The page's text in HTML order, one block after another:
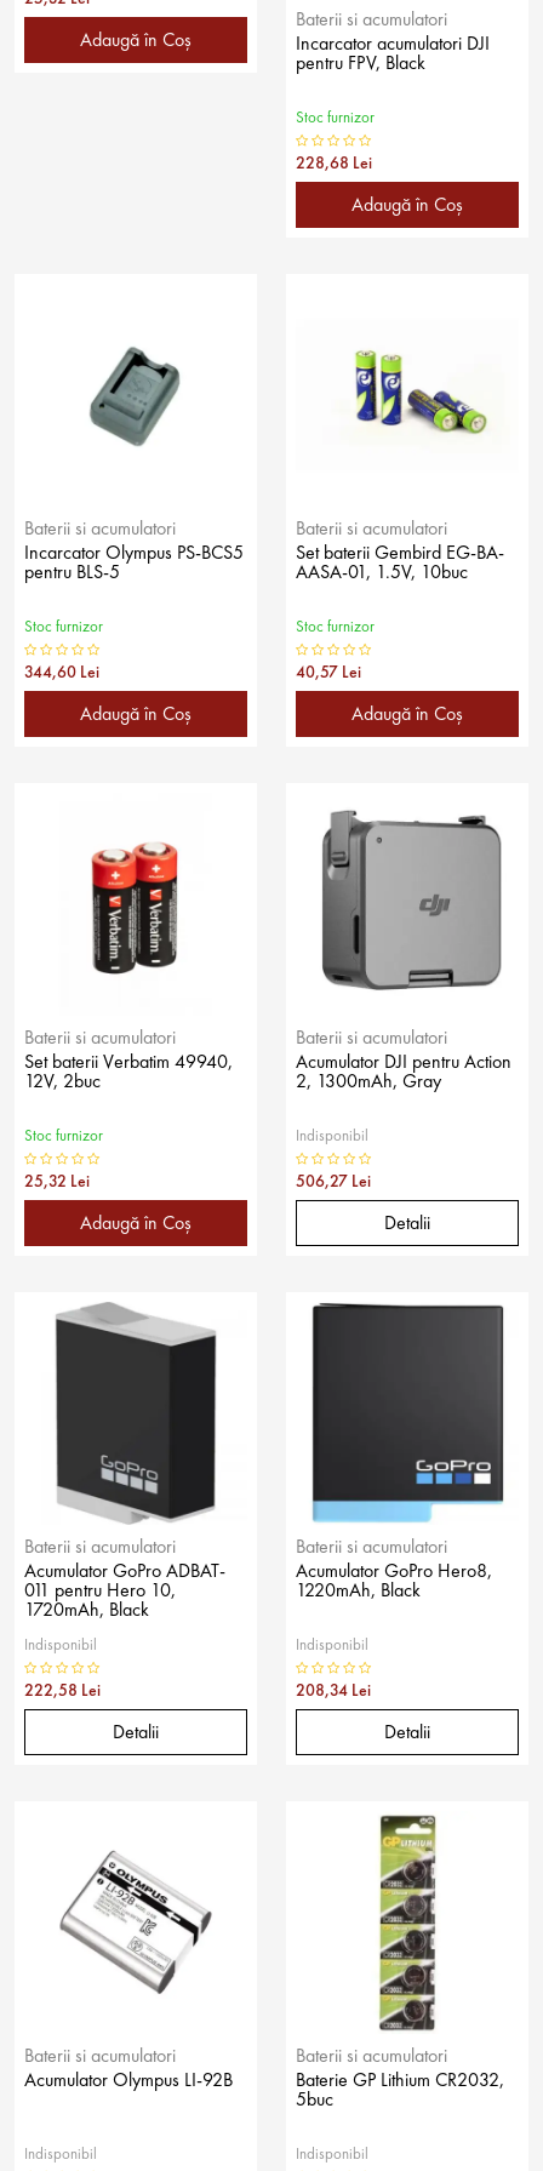
Adaugă în Coş
Baterii si acumulatori
Incarcator acumulatori DJI
pentru FPV, Black
Stoc furnizor
228,68 Lei
Adaugă în Coş
Baterii si acumulatori
Incarcator Olympus PS-BCS5
pentru BLS-5
Stoc furnizor
344,60 Lei
Adaugă în Coş
Baterii si acumulatori
Set baterii Gembird EG-BA-
AASA-01, 1.5V, 10buc
Stoc furnizor
40,57 Lei
Adaugă în Coş
Baterii si acumulatori
Set baterii Verbatim 49940,
12V, 2buc
Stoc furnizor
25,32 Lei
Adaugă în Coş
Baterii si acumulatori
Acumulator DJI pentru Action
2, 1300mAh, Gray
Indisponibil
506,27 Lei
Detalii
Baterii si acumulatori
Acumulator GoPro ADBAT-
011 pentru Hero 10,
1720mAh, Black
Indisponibil
222,58 Lei
Detalii
Baterii si acumulatori
Acumulator GoPro Hero8,
1220mAh, Black
Indisponibil
208,34 Lei
Detalii
Baterii si acumulatori
Acumulator Olympus LI-92B
Indisponibil
Baterii si acumulatori
Baterie GP Lithium CR2032,
5buc
Indisponibil